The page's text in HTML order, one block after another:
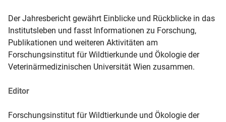
Der Jahresbericht gewährt Einblicke und Rückblicke in das
Institutsleben und fasst Informationen zu Forschung,
Publikationen und weiteren Aktivitäten am
Forschungsinstitut für Wildtierkunde und Ökologie der
Veterinärmedizinischen Universität Wien zusammen.
Editor
Forschungsinstitut für Wildtierkunde und Ökologie der